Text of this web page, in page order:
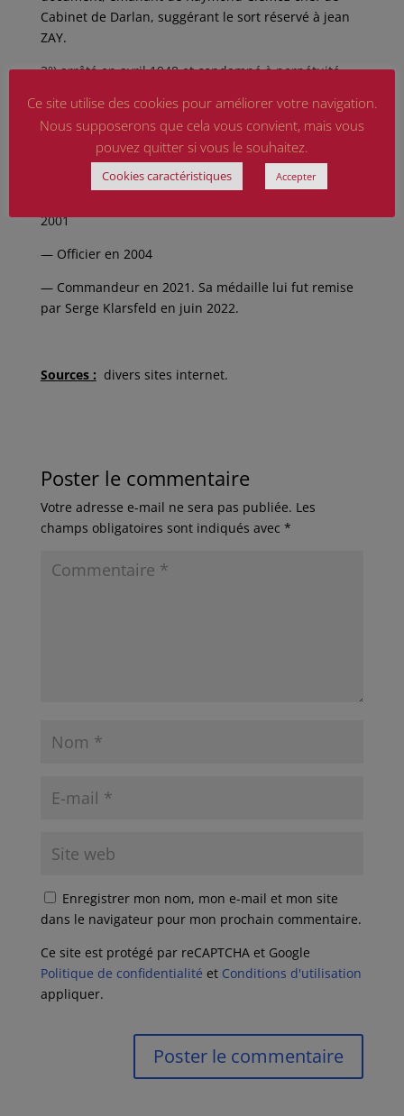
Cabinet de Darlan, suggérant le sort réservé à jean
ZAY.
3°) arrêté en avril 1948 et condamné à perpétuité
4°) c’est la profanation du cimetière juif de
Carpentras le 8 mai 1990 qui sera l’élément
déclencheur de la décision d’Hélène.
2001
— Officier en 2004
— Commandeur en 2021. Sa médaille lui fut remise
par Serge Klarsfeld en juin 2022.
Sources : divers sites internet.
Poster le commentaire
Votre adresse e-mail ne sera pas publiée. Les
champs obligatoires sont indiqués avec *
Enregistrer mon nom, mon e-mail et mon site
dans le navigateur pour mon prochain commentaire.
Ce site est protégé par reCAPTCHA et Google
Politique de confidentialité et Conditions d'utilisation
appliquer.
Ce site utilise des cookies pour améliorer votre navigation.
Nous supposerons que cela vous convient, mais vous
pouvez quitter si vous le souhaitez.
Cookies caractéristiques Accepter